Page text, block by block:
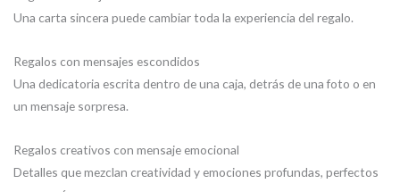
Una carta sincera puede cambiar toda la experiencia del regalo.
Regalos con mensajes escondidos
Una dedicatoria escrita dentro de una caja, detrás de una foto o en
un mensaje sorpresa.
Regalos creativos con mensaje emocional
Detalles que mezclan creatividad y emociones profundas, perfectos